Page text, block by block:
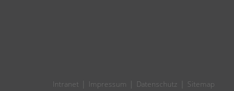
Intranet Impressum Datenschutz Sitemap